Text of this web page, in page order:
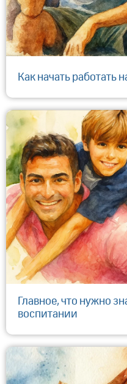
Как начать работать
Главное, что нужно
воспитании